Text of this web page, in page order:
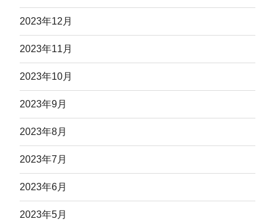
2023年12月
2023年11月
2023年10月
2023年9月
2023年8月
2023年7月
2023年6月
2023年5月